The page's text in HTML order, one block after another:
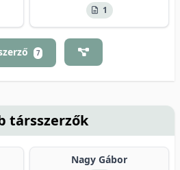
1
7
társszerzők
Nagy Gábor